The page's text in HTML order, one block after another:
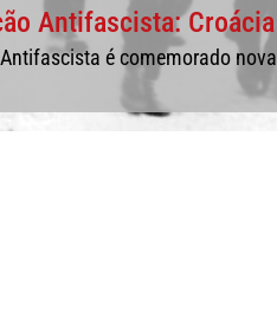
Antifascista:
é comemorado